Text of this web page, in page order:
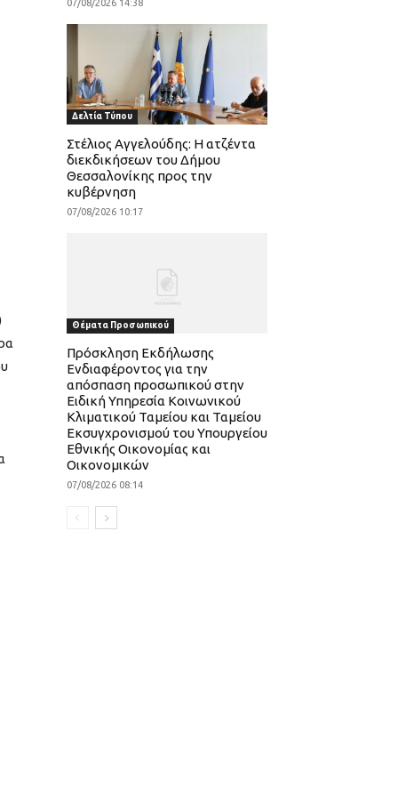
07/08/2026 14:38
Δελτία Τύπου
Στέλιος Αγγελούδης: Η ατζέντα
διεκδικήσεων του Δήμου
Θεσσαλονίκης προς την
κυβέρνηση
07/08/2026 10:17
Θέματα Προσωπικού
Πρόσκληση Εκδήλωσης
Ενδιαφέροντος για την
απόσπαση προσωπικού στην
Ειδική Υπηρεσία Κοινωνικού
Κλιματικού Ταμείου και Ταμείου
Εκσυγχρονισμού του Υπουργείου
Εθνικής Οικονομίας και
Οικονομικών
07/08/2026 08:14